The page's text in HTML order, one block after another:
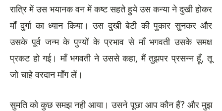
रात्रि में उस भयानक वन में कष्ट सहते हुये उस कन्या ने दुखी होकर
माँ दुर्गा का ध्यान किया। उस दुखी बेटी की पुकार सुनकर और
उसके पूर्व जन्म के पुण्यों के प्रभाव से माँ भगवती उसके समक्ष
प्रकट हो गई। माँ भगवती ने उससे कहा, मैं तुझपर प्रसन्न हूँ, तू
जो चाहे वरदान माँग लें।
सुमति को कुछ समझ नही आया। उसने पूछा आप कौन हैं? और मुझ